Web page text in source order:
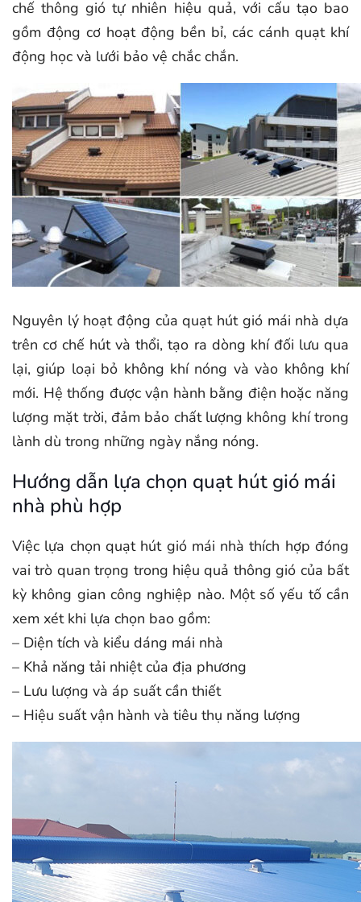
chế thông gió tự nhiên hiệu quả, với cấu tạo bao
gồm động cơ hoạt động bền bỉ, các cánh quạt khí
động học và lưới bảo vệ chắc chắn.
Nguyên lý hoạt động của quạt hút gió mái nhà dựa
trên cơ chế hút và thổi, tạo ra dòng khí đối lưu qua
lại, giúp loại bỏ không khí nóng và vào không khí
mới. Hệ thống được vận hành bằng điện hoặc năng
lượng mặt trời, đảm bảo chất lượng không khí trong
lành dù trong những ngày nắng nóng.
Hướng dẫn lựa chọn quạt hút gió mái
nhà phù hợp
Việc lựa chọn quạt hút gió mái nhà thích hợp đóng
vai trò quan trọng trong hiệu quả thông gió của bất
kỳ không gian công nghiệp nào. Một số yếu tố cần
xem xét khi lựa chọn bao gồm:
– Diện tích và kiểu dáng mái nhà
– Khả năng tải nhiệt của địa phương
– Lưu lượng và áp suất cần thiết
– Hiệu suất vận hành và tiêu thụ năng lượng